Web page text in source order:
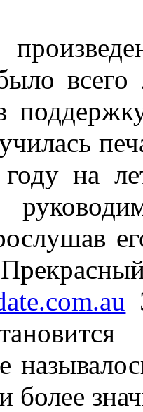
на
более